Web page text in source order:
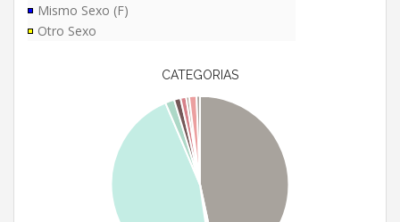
Mismo Sexo (F)
Otro Sexo
CATEGORIAS